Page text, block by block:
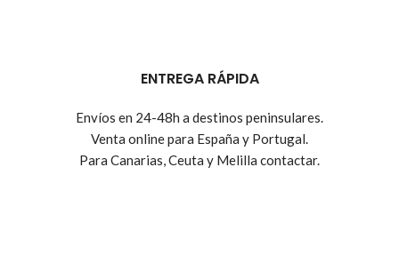
ENTREGA RÁPIDA
Envíos en 24-48h a destinos peninsulares.
Venta online para España y Portugal.
Para Canarias, Ceuta y Melilla contactar.